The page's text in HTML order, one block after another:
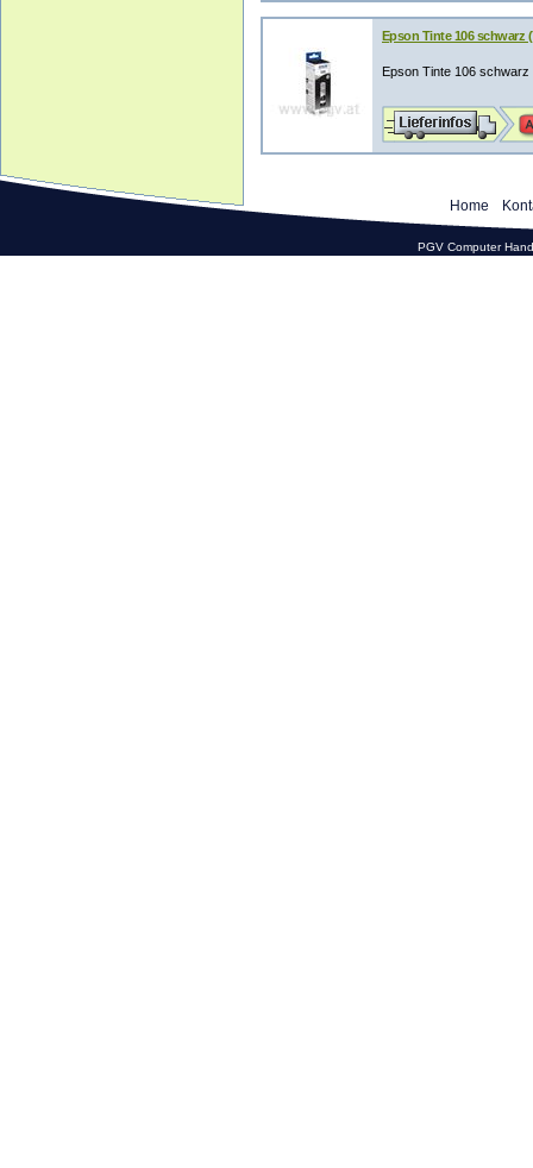
Epson Tinte 106 schwarz
Epson Tinte 106
Home
PGV Computer